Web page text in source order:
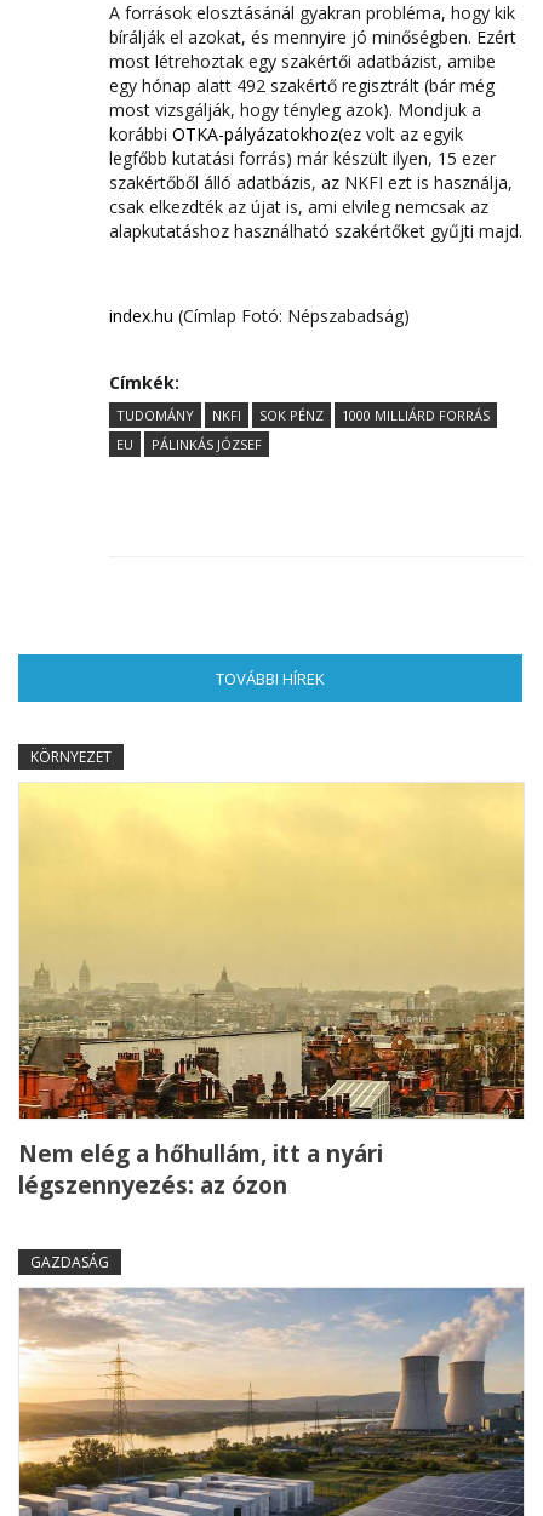
A források elosztásánál gyakran probléma, hogy kik
bírálják el azokat, és mennyire jó minőségben. Ezért
most létrehoztak egy szakértői adatbázist, amibe
egy hónap alatt 492 szakértő regisztrált (bár még
most vizsgálják, hogy tényleg azok). Mondjuk a
korábbi OTKA-pályázatokhoz(ez volt az egyik
legfőbb kutatási forrás) már készült ilyen, 15 ezer
szakértőből álló adatbázis, az NKFI ezt is használja,
csak elkezdték az újat is, ami elvileg nemcsak az
alapkutatáshoz használható szakértőket gyűjti majd.
index.hu (Címlap Fotó: Népszabadság)
Címkék:
TUDOMÁNY NKFI SOK PÉNZ
1000 MILLIÁRD FORRÁS
EU
PÁLINKÁS JÓZSEF
TOVÁBBI HÍREK
KÖRNYEZET
Nem elég a hőhullám, itt a nyári
légszennyezés: az ózon
GAZDASÁG